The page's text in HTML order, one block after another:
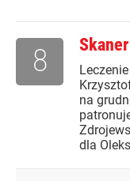
Skaner
na
dla
8